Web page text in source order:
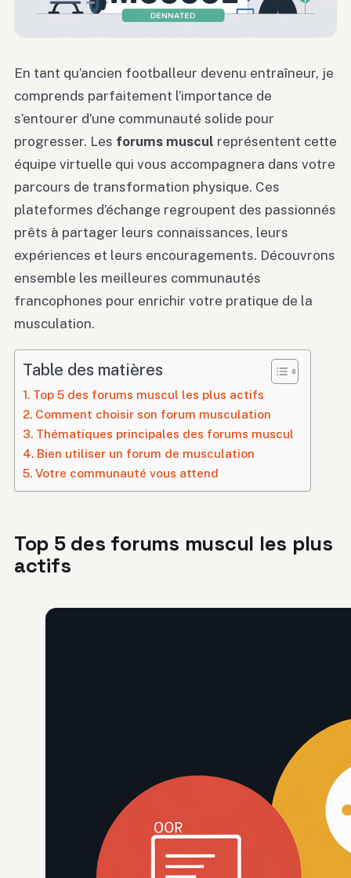
En tant qu’ancien footballeur devenu entraîneur, je
comprends parfaitement l’importance de
s’entourer d’une communauté solide pour
progresser. Les forums muscul représentent cette
équipe virtuelle qui vous accompagnera dans votre
parcours de transformation physique. Ces
plateformes d’échange regroupent des passionnés
prêts à partager leurs connaissances, leurs
expériences et leurs encouragements. Découvrons
ensemble les meilleures communautés
francophones pour enrichir votre pratique de la
musculation.
Table des matières
Top 5 des forums muscul les plus actifs
Comment choisir son forum musculation
Thématiques principales des forums muscul
Bien utiliser un forum de musculation
Votre communauté vous attend
Top 5 des forums muscul les plus
actifs